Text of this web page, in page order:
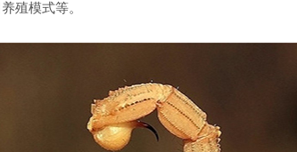
殖模式等。